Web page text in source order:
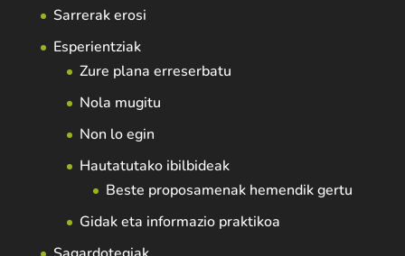
Sarrerak erosi
Esperientziak
Zure plana erreserbatu
Nola mugitu
Non lo egin
Hautatutako ibilbideak
Beste proposamenak hemendik gertu
Gidak eta informazio praktikoa